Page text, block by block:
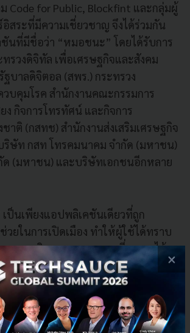
Code for Public, Blockfint และกลุ่มผู้
ระที่มีความเชี่ยวชาญ จึงได้ร่วมกัน
นที่มีชื่อว่า “หมอชนะ” โดยได้รับการ
รวงดิจิทัล เพื่อเศรษฐกิจและสังคม
บาลดิจิตอล (สพร.) กระทรวง
บคุมโรค สำนักงานคณะกรรมการ
ง กิจการโทรทัศน์ และกิจการ
าติ (กสทช) สำนักงานส่งเสริมเศรษฐกิจ
ริษัท กสท โทรคมนาคม จำกัด (มหาชน)
(มหาชน) และบริษัทเอกชนอีกหลาย
ป็นเพียงแอปพลิเคชันเดียวที่ถูก
ยในการเปิดเมือง ทำให้ผู้ใช้ได้ทราบ
เองจากกิจกรรมและบุคคลที่ตนเองได้
า 14 วันที่ผ่านมา ซึ่งมีจุดเด่นจากการนำ
านร่วมกับ GPS ทำให้สามารถติดตามได้
ชิดผู้ป่วยหรือได้เดินทางไปยังสถานที่ ที่มี
ล้ชิดกับ ผู้ที่มีความเสี่ยงสูงในระยะรัศมี 5
×